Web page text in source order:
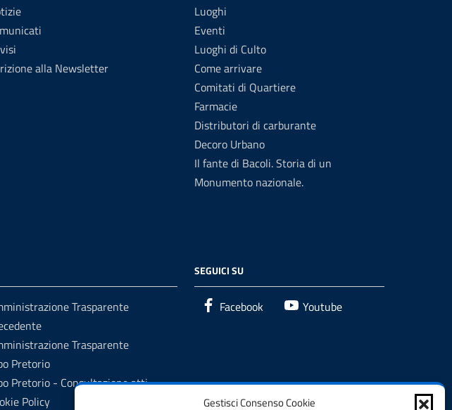
Gestisci Consenso Cookie
alla Newsletter
Luoghi
Eventi
Luoghi di Culto
Come arrivare
Comitati di Quartiere
Farmacie
Distributori di carburante
Decoro Urbano
Il fante di Bacoli. Storia di un
Monumento nazionale.
Trasparente
Trasparente
Pretorio
Pretorio - Consultazione atti
Policy
SEGUICI SU
Facebook Youtube